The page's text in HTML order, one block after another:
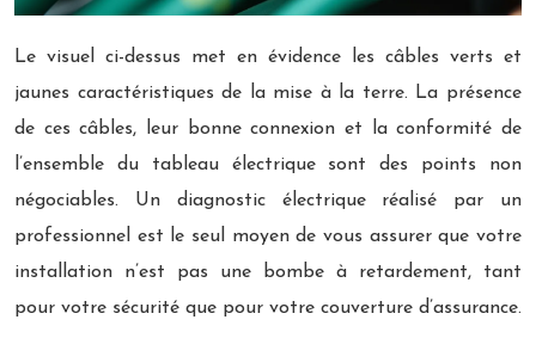
Le visuel ci-dessus met en évidence les câbles verts et
jaunes caractéristiques de la mise à la terre. La présence
de ces câbles, leur bonne connexion et la conformité de
l’ensemble du tableau électrique sont des points non
négociables. Un diagnostic électrique réalisé par un
professionnel est le seul moyen de vous assurer que votre
installation n’est pas une bombe à retardement, tant
pour votre sécurité que pour votre couverture d’assurance.